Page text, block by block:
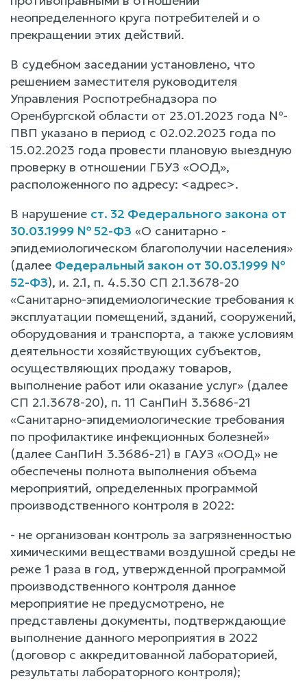
неопределенного круга потребителей и о
прекращении этих действий.
В судебном заседании установлено, что
решением заместителя руководителя
Управления Роспотребнадзора по
Оренбургской области от 23.01.2023 года №-
ПВП указано в период с 02.02.2023 года по
15.02.2023 года провести плановую выездную
проверку в отношении ГБУЗ «ООД»,
расположенного по адресу: <адрес>.
В нарушение ст. 32 Федерального закона от
30.03.1999 № 52-ФЗ «О санитарно -
эпидемиологическом благополучии населения»
(далее Федеральный закон от 30.03.1999 №
52-ФЗ), и. 2.1, п. 4.5.30 СП 2.1.3678-20
«Санитарно-эпидемиологические требования к
эксплуатации помещений, зданий, сооружений,
оборудования и транспорта, а также условиям
деятельности хозяйствующих субъектов,
осуществляющих продажу товаров,
выполнение работ или оказание услуг» (далее
СП 2.1.3678-20), п. 11 СанПиН 3.3686-21
«Санитарно-эпидемиологические требования
по профилактике инфекционных болезней»
(далее СанПиН 3.3686-21) в ГАУЗ «ООД» не
обеспечены полнота выполнения объема
мероприятий, определенных программой
производственного контроля в 2022:
- не организован контроль за загрязненностью
химическими веществами воздушной среды не
реже 1 раза в год, утвержденной программой
производственного контроля данное
мероприятие не предусмотрено, не
представлены документы, подтверждающие
выполнение данного мероприятия в 2022
(договор с аккредитованной лабораторией,
результаты лабораторного контроля);